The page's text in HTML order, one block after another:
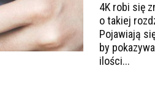
4K robi się
o takiej
Pojawiają
by
ilości...